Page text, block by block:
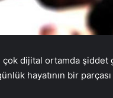
hayatının bir